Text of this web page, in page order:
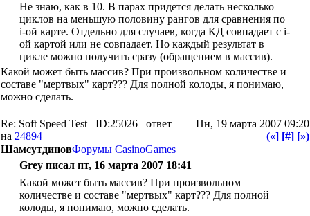
Не знаю, как в 10. В парах придется делать несколько
циклов на меньшую половину рангов для сравнения по
i-ой карте. Отдельно для случаев, когда КД совпадает с i-
ой картой или не совпадает. Но каждый результат в
цикле можно получить сразу (обращением в массив).
Какой может быть массив? При произвольном количестве и
составе "мертвых" карт??? Для полной колоды, я понимаю,
можно сделать.
Re: Soft Speed Test ID:25026 ответ
на 24894
Пн, 19 марта 2007 09:20
(«] [#] [»)
ШамсутдиновФорумы CasinoGames
Grey писал пт, 16 марта 2007 18:41
Какой может быть массив? При произвольном
количестве и составе "мертвых" карт??? Для полной
колоды, я понимаю, можно сделать.